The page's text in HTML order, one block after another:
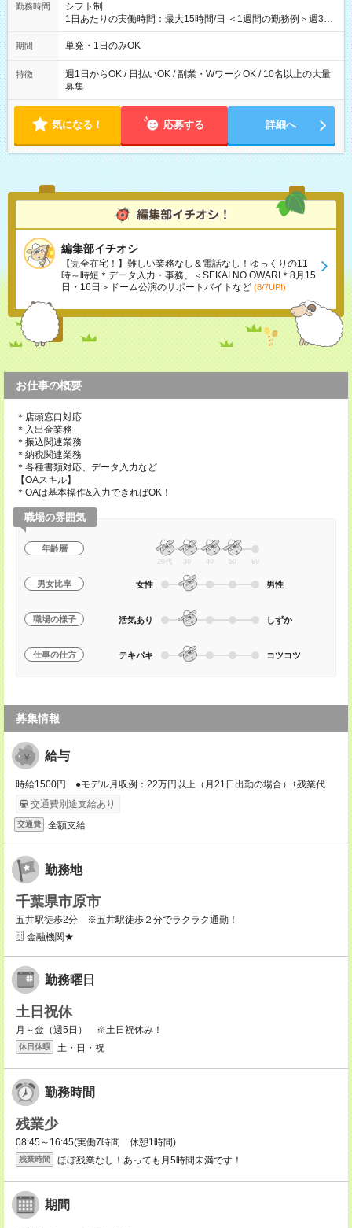
勤務時間
シフト制
1日あたりの実働時間：最大15時間/日 ＜1週間の勤務例＞週3回
勤務 勤務：月・水・金 休み：火・木・土・日 好きな時にお仕事
可能です！ ※1日あたりの最大実働時間は日勤、夜勤共に勤務し
期間 単発・1日のみOK
特徴
週1日からOK / 日払いOK / 副業・WワークOK / 10名以上の大量
募集
気になる！ 応募する 詳細へ
編集部イチオシ
【完全在宅！】難しい業務なし＆電話なし！ゆっくりの11
時～時短＊データ入力・事務、＜SEKAI NO OWARI＊8月15
日・16日＞ドーム公演のサポートバイトなど (8/7UP!)
お仕事の概要
＊店頭窓口対応
＊入出金業務
＊振込関連業務
＊納税関連業務
＊各種書類対応、データ入力など
【OAスキル】
＊OAは基本操作&入力できればOK！
職場の雰囲気
年齢層
20代 30 40 50 60
男女比率 女性 男性
職場の様子 活気あり しずか
仕事の仕方 テキパキ コツコツ
募集情報
給与
時給1500円 ●モデル月収例：22万円以上（月21日出勤の場合）+残業代
交通費別途支給あり
交通費 全額支給
勤務地
千葉県市原市
五井駅徒歩2分 ※五井駅徒歩２分でラクラク通勤！
金融機関★
勤務曜日
土日祝休
月～金（週5日） ※土日祝休み！
休日休暇 土・日・祝
勤務時間
残業少
08:45～16:45(実働7時間 休憩1時間)
残業時間 ほぼ残業なし！あっても月5時間未満です！
期間